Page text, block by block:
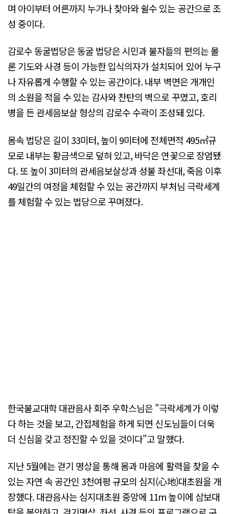
며 아이부터 어른까지 누가나 찾아와 쉴수 있는 공간으로 조
성 중이다.
감로수 동굴법당은 동굴 법당은 시민과 불자들의 편의는 몰
론 기도와 사경 등이 가능한 입식의자가 설치되어 있어 누구
나 자유롭게 수행할 수 있는 공간이다. 내부 벽면은 개개인
의 소원을 적을 수 있는 감사와 찬탄의 벽으로 꾸몄고, 호리
병을 든 관세음보살 형상의 감로수 수곽이 조성돼 있다.
몸속 법당은 길이 33미터, 높이 9미터에 전체면적 495㎡규
모로 내부는 황금색으로 덮혀 있고, 바닥은 연꽃으로 장엄됐
다. 또 높이 3미터의 관세음보살상과 성불 좌선대, 죽음 이후
49일간의 여정을 체험할 수 있는 공간까지 부처님 극락세계
를 체험할 수 있는 법당으로 꾸며졌다.
한국불교대학 대관음사 회주 우학스님은 "극락세계가 이렇
다 하는 것을 보고, 간접체험을 하게 되면 신도님들이 더욱
더 신심을 갖고 정진할 수 있을 것이다"고 말했다.
지난 5월에는 걷기 명상을 통해 몸과 마음에 활력을 찾을 수
있는 자연 속 공간인 3천여평 규모의 심지(心地)대초원을 개
장했다. 대관음사는 심지대초원 중앙에 11m 높이에 삼보대